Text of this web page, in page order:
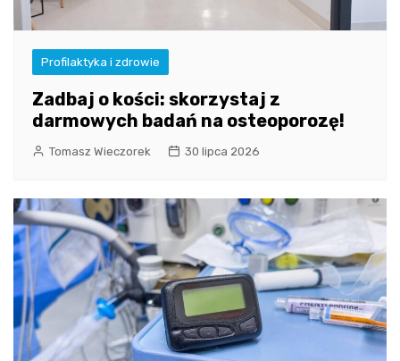
Profilaktyka i zdrowie
Zadbaj o kości: skorzystaj z
darmowych badań na osteoporozę!
Tomasz Wieczorek 30 lipca 2026